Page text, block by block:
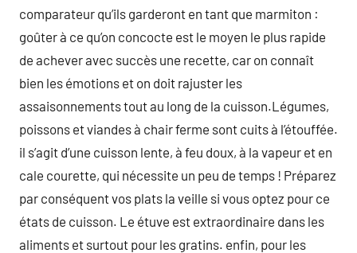
comparateur qu’ils garderont en tant que marmiton :
goûter à ce qu’on concocte est le moyen le plus rapide
de achever avec succès une recette, car on connaît
bien les émotions et on doit rajuster les
assaisonnements tout au long de la cuisson.Légumes,
poissons et viandes à chair ferme sont cuits à l’étouffée.
il s’agit d’une cuisson lente, à feu doux, à la vapeur et en
cale courette, qui nécessite un peu de temps ! Préparez
par conséquent vos plats la veille si vous optez pour ce
états de cuisson. Le étuve est extraordinaire dans les
aliments et surtout pour les gratins. enfin, pour les